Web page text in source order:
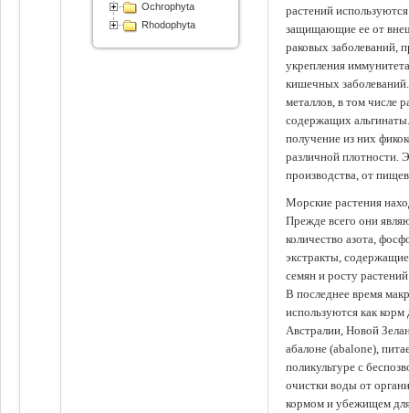
растений
защищающие ее от
раковых заболеваний,
укрепления
кишечных
металлов, в том числе
содержащих
получение из них
различной плотности.
производства, от
Морские растения
Прежде всего они
количество азота,
экстракты,
семян и росту
В последнее время
используются как
Австралии, Новой
абалоне (abalone),
поликультуре с
очистки воды от
кормом и убежищем
Ochrophyta
Rhodophyta